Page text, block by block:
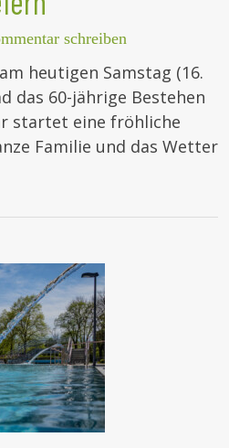
schreiben
heutigen Samstag (16.
das 60-jährige Bestehen
startet eine fröhliche
Familie und das Wetter